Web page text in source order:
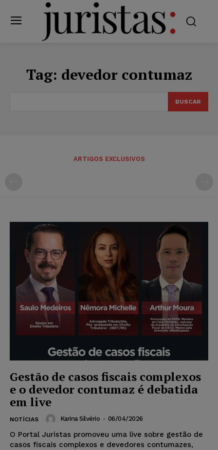
Tag: devedor contumaz
BUSCAR
ARTIGOS EXCLUSIVOS
Gestão de casos fiscais complexos
e o devedor contumaz é debatida
em live
NOTÍCIAS Karina Silvério - 06/04/2026
O Portal Juristas promoveu uma live sobre gestão de
casos fiscais complexos e devedores contumazes,